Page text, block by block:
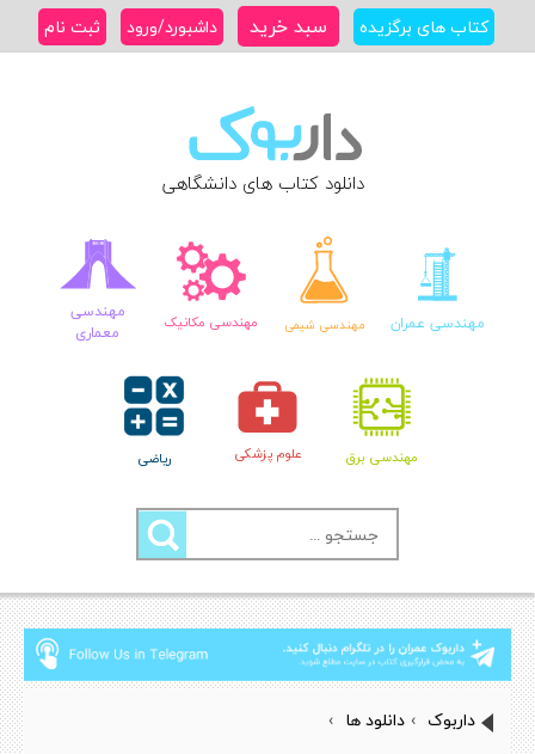
کتاب های برگزیده سبد خرید داشبورد/ورود ثبت نام
دانلود کتاب های دانشگاهی
مهندسی عمران مهندسی شیمی مهندسی مکانیک
مهندسی
معماری
مهندسی برق علوم پزشکی ریاضی
جستجو
برای:
داربوک › دانلود ها ›